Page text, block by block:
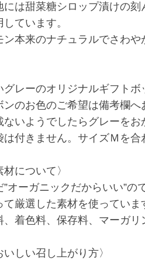
には甜菜糖シロップ漬けの
しています。
ン本来のナチュラルでさわや
グレーのオリジナルギフトボ
ンのお色のご希望は備考欄へ
ないようでしたらグレーをお
は付きません。サイズＭを合
材について〉
”オーガニックだからいい”
て厳選した素材を使っていま
、着色料、保存料、マーガリ
いしい召し上がり方〉